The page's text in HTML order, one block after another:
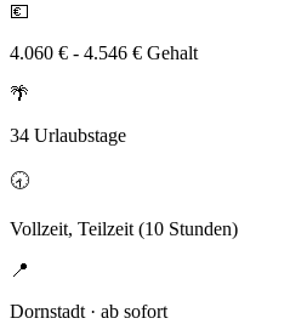
💶
4.060 € - 4.546 € Gehalt
🌴
34 Urlaubstage
🕣
Vollzeit, Teilzeit (10 Stunden)
📍
Dornstadt · ab sofort